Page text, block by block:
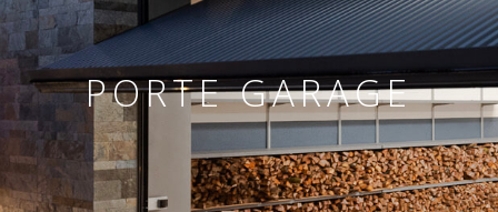
PORTE GARAGE